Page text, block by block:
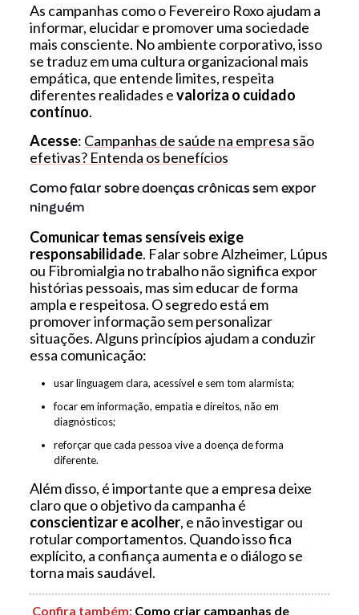
As campanhas como o Fevereiro Roxo ajudam a
informar, elucidar e promover uma sociedade
mais consciente. No ambiente corporativo, isso
se traduz em uma cultura organizacional mais
empática, que entende limites, respeita
diferentes realidades evaloriza o cuidado
contínuo.
Acesse: Campanhas de saúde na empresa são
efetivas? Entenda os benefícios
Como falar sobre doenças crônicas sem expor
ninguém
Comunicar temas sensíveis exige
responsabilidade. Falar sobre Alzheimer, Lúpus
ou Fibromialgia no trabalho não significa expor
histórias pessoais, mas sim educar de forma
ampla e respeitosa. O segredo está em
promover informação sem personalizar
situações. Alguns princípios ajudam a conduzir
essa comunicação:
usar linguagem clara, acessível e sem tom alarmista;
focar em informação, empatia e direitos, não em
diagnósticos;
reforçar que cada pessoa vive a doença de forma
diferente.
Além disso, é importante que a empresa deixe
claro que o objetivo da campanha é
conscientizar e acolher, e não investigar ou
rotular comportamentos. Quando isso fica
explícito, a confiança aumenta e o diálogo se
torna mais saudável.
Confira também: Como criar campanhas de